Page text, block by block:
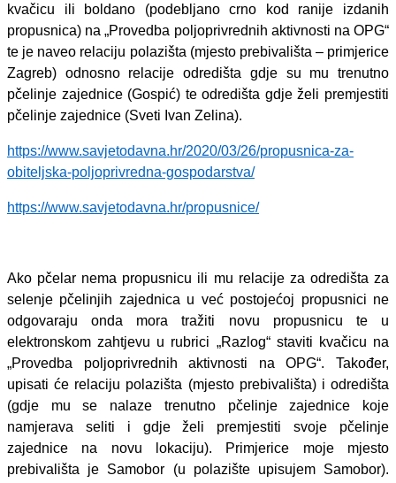
kvačicu ili boldano (podebljano crno kod ranije izdanih
propusnica) na „Provedba poljoprivrednih aktivnosti na OPG“
te je naveo relaciju polazišta (mjesto prebivališta – primjerice
Zagreb) odnosno relacije odredišta gdje su mu trenutno
pčelinje zajednice (Gospić) te odredišta gdje želi premjestiti
pčelinje zajednice (Sveti Ivan Zelina).
https://www.savjetodavna.hr/2020/03/26/propusnica-za-
obiteljska-poljoprivredna-gospodarstva/
https://www.savjetodavna.hr/propusnice/
Ako pčelar nema propusnicu ili mu relacije za odredišta za
selenje pčelinjih zajednica u već postojećoj propusnici ne
odgovaraju onda mora tražiti novu propusnicu te u
elektronskom zahtjevu u rubrici „Razlog“ staviti kvačicu na
„Provedba poljoprivrednih aktivnosti na OPG“. Također,
upisati će relaciju polazišta (mjesto prebivališta) i odredišta
(gdje mu se nalaze trenutno pčelinje zajednice koje
namjerava seliti i gdje želi premjestiti svoje pčelinje
zajednice na novu lokaciju). Primjerice moje mjesto
prebivališta je Samobor (u polazište upisujem Samobor).